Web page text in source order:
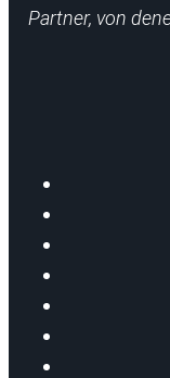
Partner, von